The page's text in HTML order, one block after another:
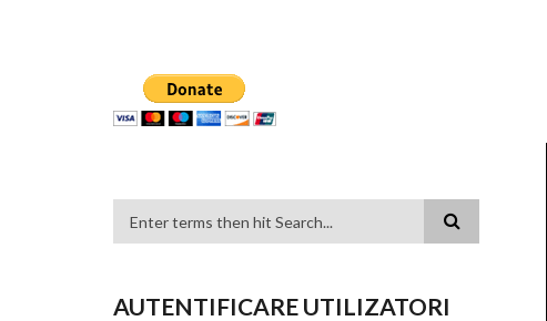
FORMULAR DE CĂUTARE
AUTENTIFICARE UTILIZATORI